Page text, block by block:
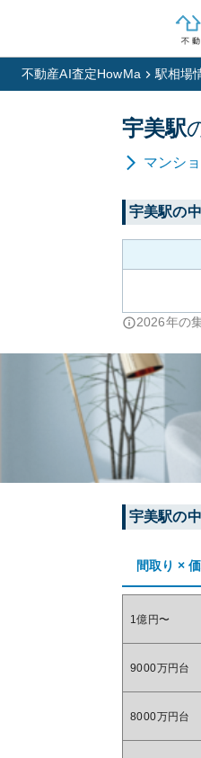
不動産AI査定HowMa 駅相場
宇美駅
マンシ
宇美駅の
2026年の
宇美駅の
間取り ×
1億円〜
9000万円台
8000万円台